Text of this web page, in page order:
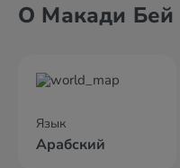
О Макади Бей
Язык
Арабский